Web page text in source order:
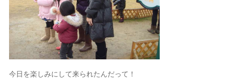
今日を楽しみにして来られたんだって！